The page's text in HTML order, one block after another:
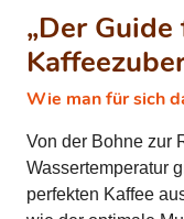
„Der
Wie man für sich
Von der Bohne zur
Wassertemperatur
perfekten Kaffee